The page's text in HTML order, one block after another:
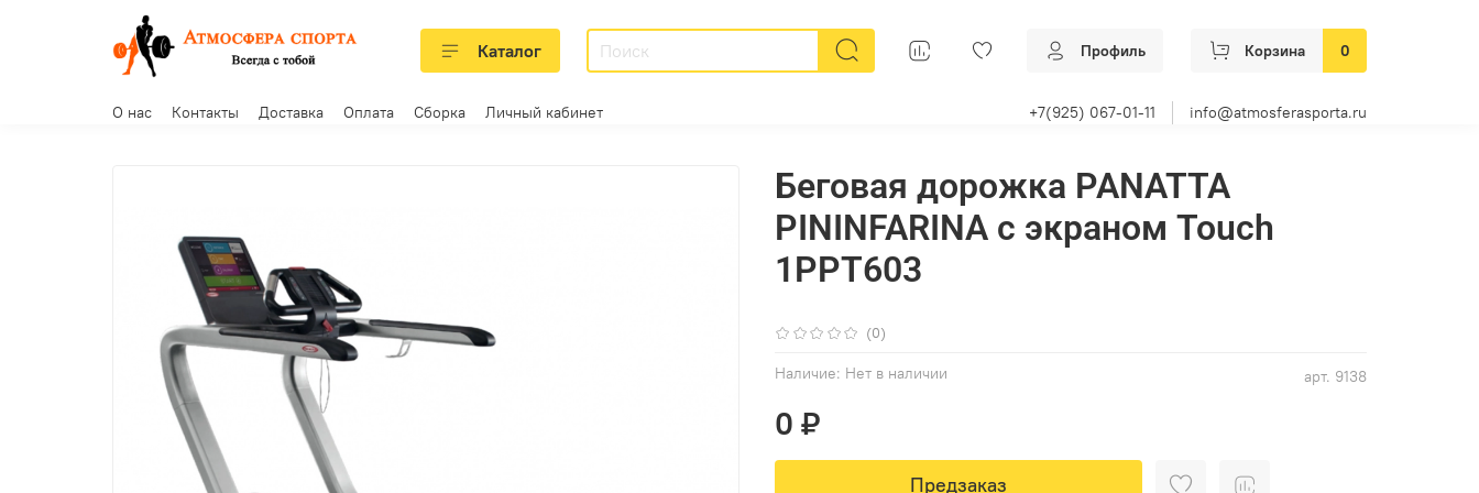
Каталог Профиль Корзина 0
О нас Контакты Доставка Оплата Сборка Личный кабинет +7(925) 067-01-11 info@atmosferasporta.ru
(0)
арт. 9138
Наличие: Нет в наличии
Беговая дорожка PANATTA
PININFARINA с экраном Touch
1PPT603
0 ₽
Предзаказ